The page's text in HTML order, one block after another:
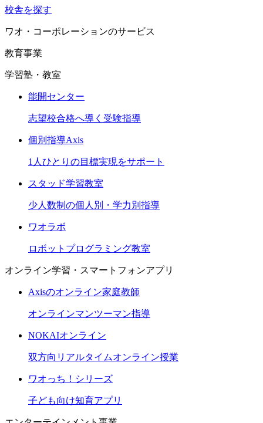
校舎を探す
ワオ・コーポレーションのサービス
教育事業
学習塾・教室
能開センター
志望校合格へ導く受験指導
個別指導Axis
1人ひとりの目標実現をサポート
スタッド学習教室
少人数制の個人別・学力別指導
ワオラボ
ロボットプログラミング教室
オンライン学習・スマートフォンアプリ
Axisのオンライン家庭教師
オンラインマンツーマン指導
NOKAIオンライン
双方向リアルタイムオンライン授業
ワオっち！シリーズ
子ども向け知育アプリ